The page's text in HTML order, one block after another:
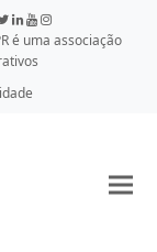
é uma associação